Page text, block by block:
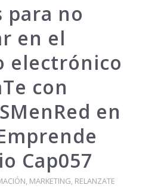
para no
en el
electrónico
con
en
Cap057
, MARKETING, RELANZATE